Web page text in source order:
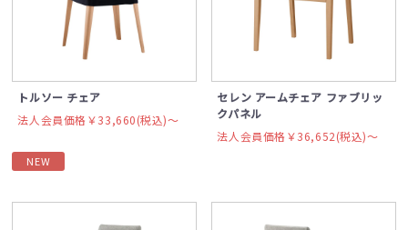
トルソー チェア
法人会員価格￥33,660(税込)〜
NEW
セレン アームチェア ファブリッ
クパネル
法人会員価格￥36,652(税込)〜